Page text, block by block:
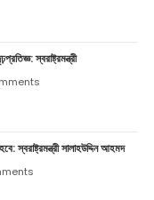
স্বরাষ্ট্রমন্ত্রী
স্বরাষ্ট্রমন্ত্রী সালাহউদ্দিন আহমদ